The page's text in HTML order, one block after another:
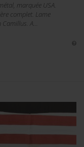
marquée USA.
complet. Lame
A...